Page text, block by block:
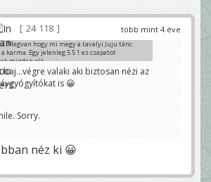
több mint 4 éve
24 118
Megvan hogy mi megy a tavalyi Juju tánc
a karma. Egy jelenleg 5 5 1 es csapatot
minden alá
baj...végre valaki aki biztosan nézi az
is 😀
Sorry.
néz ki 😀